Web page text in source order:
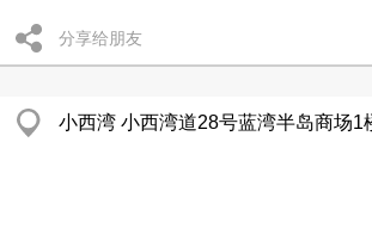
分享给朋友
小西湾 小西湾道28号蓝湾半岛商场1